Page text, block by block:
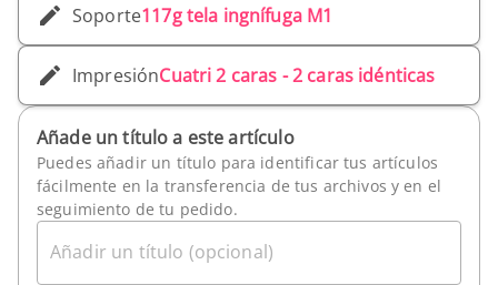
Soporte117g tela ingnífuga M1
Impresión Cuatri 2 caras - 2 caras idénticas
Añade un título a este artículo
Puedes añadir un título para identificar tus artículos
fácilmente en la transferencia de tus archivos y en el
seguimiento de tu pedido.
Añadir un título (opcional)